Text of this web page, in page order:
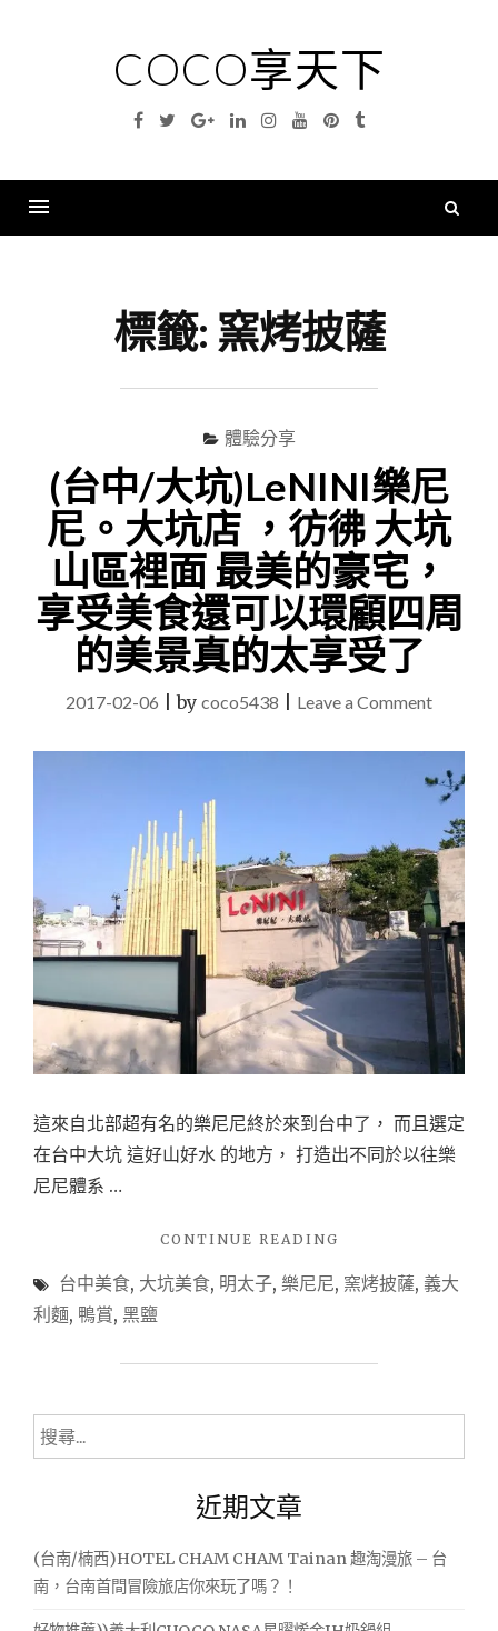
COCO享天下
Facebook
TwitterGoogleLinkedinInstagramYouTubePinterest
Tumblr
標籤: 窯烤披薩
體驗分享
(台中/大坑)LeNINI樂尼
尼。大坑店 ，彷彿 大坑
山區裡面 最美的豪宅，
享受美食還可以環顧四周
的美景真的太享受了
2017-02-06 |by coco5438 Leave a Commenton
大
坑
樂
尼
尼。
大
坑
店
，
彷
大
坑
面
豪
食
這來自北部超有名的樂尼尼終於來到台中了， 而且選定
在台中大坑 這好山好水 的地方， 打造出不同於以往樂
尼尼體系 …
CONTINUE READING
中/
大
台中美食, 大坑美食, 明太子, 樂尼尼, 窯烤披薩, 義大
利麵, 鴨賞, 黑鹽
搜
尋
近期文章
(台南/楠西)HOTEL CHAM CHAM Tainan 趣淘漫旅 – 台
南，台南首間冒險旅店你來玩了嗎？！